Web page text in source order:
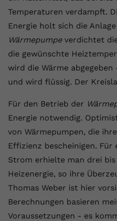
Temperaturen verdampft.
Energie holt sich die
Wärmepumpeverdichtet
die gewünschte
wird die Wärme
und wird flüssig. Der
Für den Betrieb der
Energie notwendig.
von Wärmepumpen, die
Effizienz bescheinigen.
Strom erhielte man drei
Heizenergie, so ihre
Thomas Weber ist hier
Berechnungen basieren
Voraussetzungen - es
Laufzeit 2 Jahre
YouTube
registriert
Name yt-remote-
Anbieter Youtube.com
Laufzeit Session
Zweck
YouTube
speichern,
Videos
Name